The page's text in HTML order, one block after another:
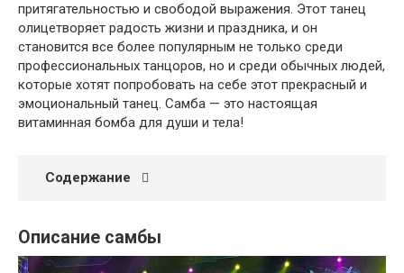
притягательностью и свободой выражения. Этот танец
олицетворяет радость жизни и праздника, и он
становится все более популярным не только среди
профессиональных танцоров, но и среди обычных людей,
которые хотят попробовать на себе этот прекрасный и
эмоциональный танец. Самба — это настоящая
витаминная бомба для души и тела!
Содержание
Описание самбы